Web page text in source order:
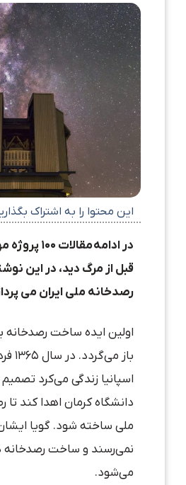
این محتوا را به اشتراک
در ادامه
مقالات
قبل از مرگ دید، در این
رصدخانه ملی ایران می
باز
اسپانیا زندگی می‌کرد
دانشگاه کرمان اهدا کند
ملی ساخته شود. گویا
نمی‌رسند و ساخت رصدخانه
می‌شود.